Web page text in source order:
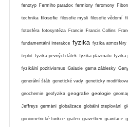
fenotyp Fermiho paradox fermiony feromony
technika filosofie filosofie mysli filosofie vědomí
fotosféra fotosyntéza Francie Francis Collins
fundamentální interakce fyzika fyzika atmosféry
teplot fyzika pevných látek fyzika plazmatu fyzika
fyzikální pozitivismus Galaxie gama záblesky
generální štáb genetické vady geneticky
geochemie geofyzika geografie geologie
Jeffreys germáni globalizace globální oteplování
goniometrické funkce grafen gravettien gravitace